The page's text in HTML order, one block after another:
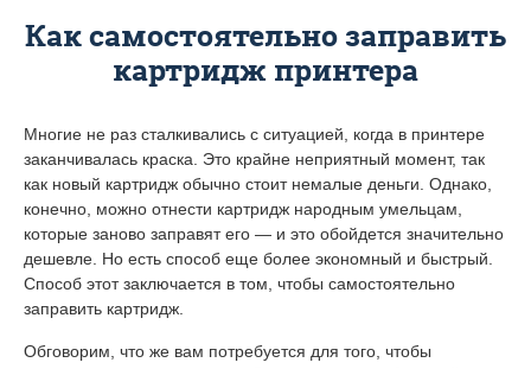
Как самостоятельно заправить
картридж принтера
Многие не раз сталкивались с ситуацией, когда в принтере
заканчивалась краска. Это крайне неприятный момент, так
как новый картридж обычно стоит немалые деньги. Однако,
конечно, можно отнести картридж народным умельцам,
которые заново заправят его — и это обойдется значительно
дешевле. Но есть способ еще более экономный и быстрый.
Способ этот заключается в том, чтобы самостоятельно
заправить картридж.
Обговорим, что же вам потребуется для того, чтобы